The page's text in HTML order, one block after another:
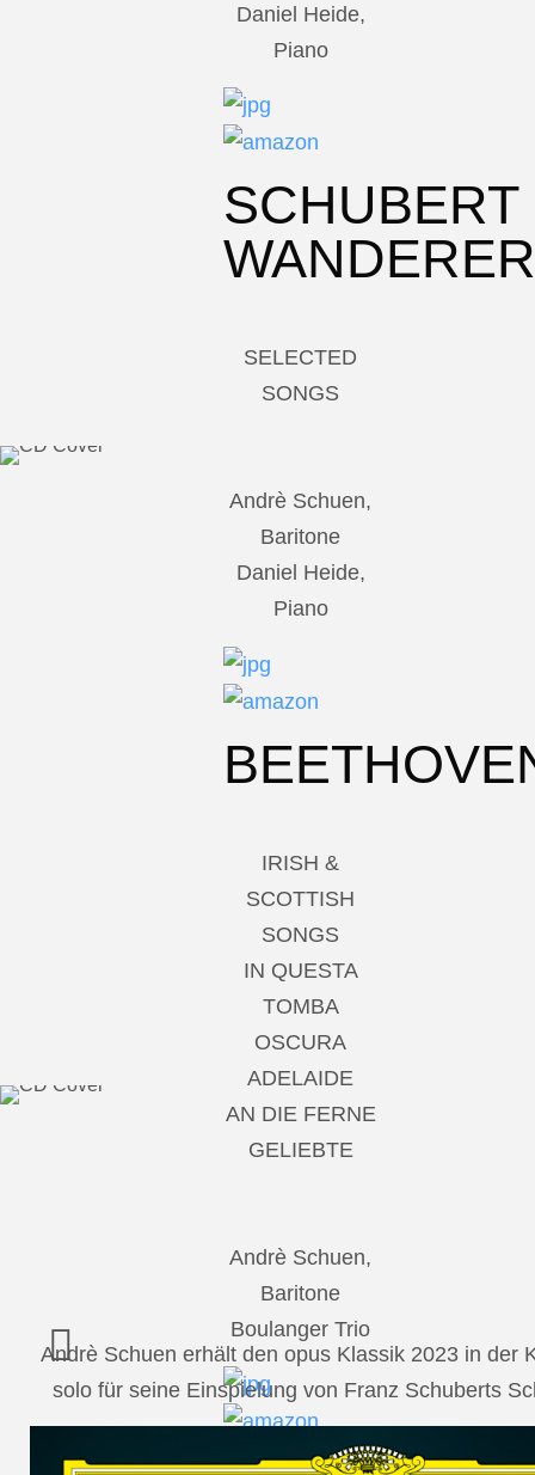
Daniel Heide,
Piano
SCHUBERT
WANDERER
SELECTED
SONGS
Andrè Schuen,
Baritone
Daniel Heide,
Piano
IRISH &
SCOTTISH
SONGS
IN QUESTA
TOMBA
OSCURA
ADELAIDE
AN DIE FERNE
GELIEBTE
Andrè Schuen,
Baritone
Boulanger Trio
Andrè Schuen erhält den opus Klassik 2023 in der
solo für seine Einspielung von Franz Schuberts